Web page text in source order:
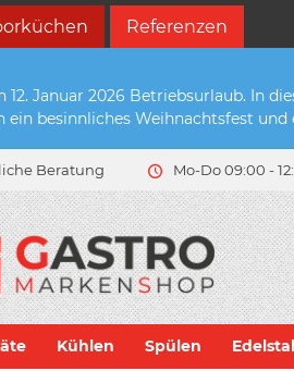
Referenzen
Januar 2026 Betriebsurlaub. In
besinnliches Weihnachtsfest
Beratung Mo-Do 09:00 -
Kühlen Spülen